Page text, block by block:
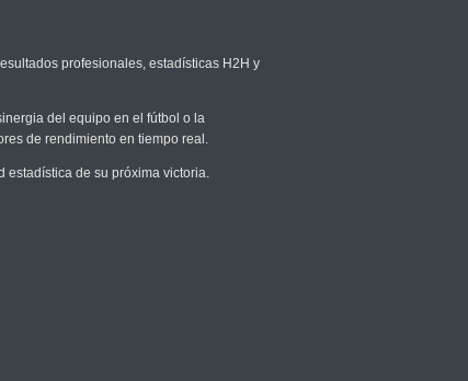
profesionales, estadísticas H2H y
del equipo en el fútbol o la
de rendimiento en tiempo real.
estadística de su próxima victoria.